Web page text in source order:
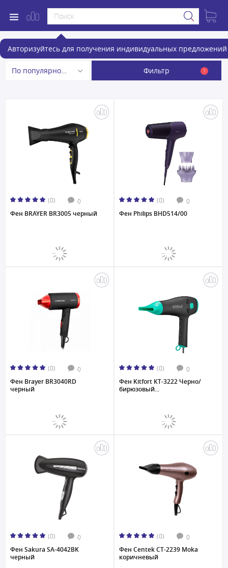
Авторизуйтесь для получения индивидуальных предложений
Фены и фен-щетки
По популярности Фильтр 1
(0) 0
Фен BRAYER BR3005 черный
(0) 0
Фен Philips BHD514/00
(0) 0
Фен Brayer BR3040RD
черный
(0) 0
Фен Kitfort КТ-3222 Черно/
бирюзовый...
(0) 0
Фен Sakura SA-4042BK
черный
(0) 0
Фен Centek CT-2239 Moka
коричневый